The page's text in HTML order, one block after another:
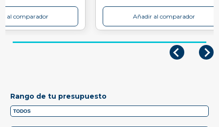
al comparador Añadir al comparador
Rango de tu presupuesto